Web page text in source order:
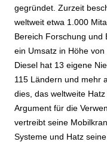
gegründet. Zurzeit
weltweit etwa 1.000
Bereich Forschung und
ein Umsatz in Höhe
Diesel hat 13 eigene
115 Ländern und mehr
dies, das weltweite
Argument für die
vertreibt seine
Systeme und Hatz